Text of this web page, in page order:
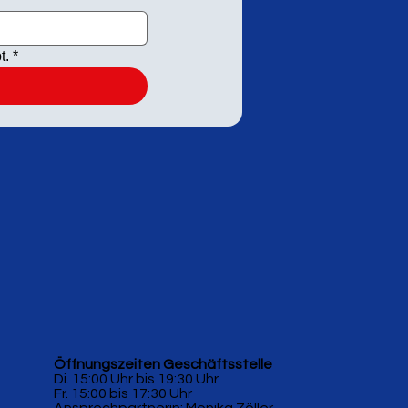
*
Öffnungszeiten Geschäftsstelle
Di. 15:00 Uhr bis 19:30 Uhr
Fr. 15:00 bis 17:30 Uhr